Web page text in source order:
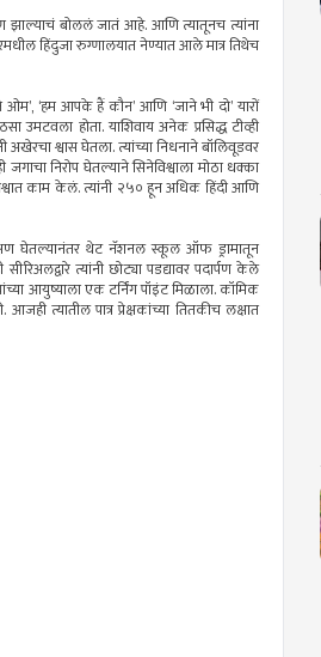
झाल्याचं बोललं जातं आहे. आणि त्यातूनच त्यांना
हिंदुजा रुग्णालयात नेण्यात आले मात्र तिथेच
ओम’, ‘हम आपके हैं कौन’ आणि ‘जाने भी दो’ यारों
उमटवला होता. याशिवाय अनेक प्रसिद्ध टीव्ही
अखेरचा श्वास घेतला. त्यांच्या निधनाने बॉलिवूडवर
निरोप घेतल्याने सिनेविश्वाला मोठा धक्का
काम केलं. त्यांनी २५० हून अधिक हिंदी आणि
घेतल्यानंतर थेट नॅशनल स्कूल ऑफ ड्रामातून
त्यांनी छोट्या पडद्यावर पदार्पण केले
आयुष्याला एक टर्निंग पॉइंट मिळाला. कॉमिक
त्यातील पात्र प्रेक्षकांच्या तितकीच लक्षात